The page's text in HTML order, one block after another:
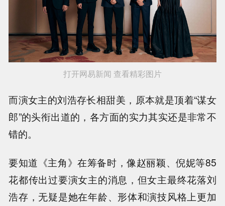
打开网易新闻 查看精彩图片
而演女主的刘浩存长相甜美，原本就是顶着“谋女
郎”的头衔出道的，各方面的实力其实还是非常不
错的。
要知道《主角》在筹备时，像赵丽颖、倪妮等85
花都传出过要演女主的消息，但女主最终花落刘
浩存，无疑是她在年龄、形体和演技风格上更加